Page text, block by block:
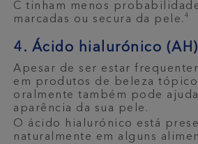
C tinham menos
marcadas ou secura da pele. 4
4. Ácido hialurónico (AH)
Apesar de ser estar
em produtos de beleza
oralmente também pode
aparência da sua pele.
O ácido hialurónico está
naturalmente em alguns